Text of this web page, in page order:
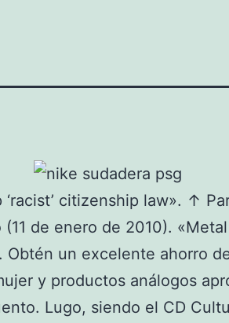
citizenship law». ↑
(11 de enero de 2010).
Obtén un excelente ahorro
y productos análogos
Lugo, siendo el CD